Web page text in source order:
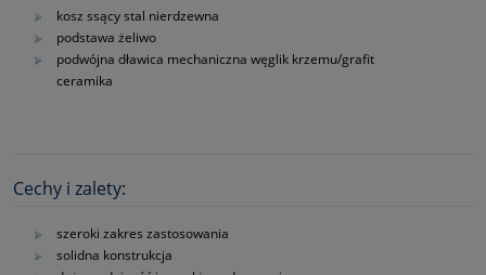
kosz ssący stal nierdzewna
podstawa żeliwo
podwójna dławica mechaniczna węglik krzemu/grafit
ceramika
Cechy i zalety:
szeroki zakres zastosowania
solidna konstrukcja